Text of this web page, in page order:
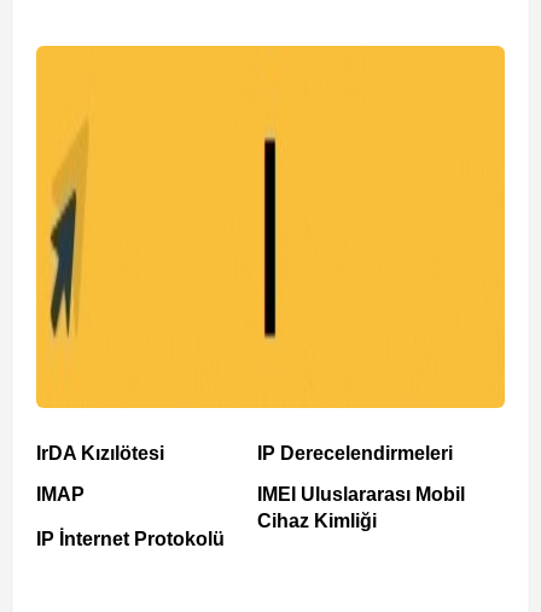
IrDA Kızılötesi
IMAP
IP İnternet Protokolü
IP Derecelendirmeleri
IMEI Uluslararası Mobil
Cihaz Kimliği